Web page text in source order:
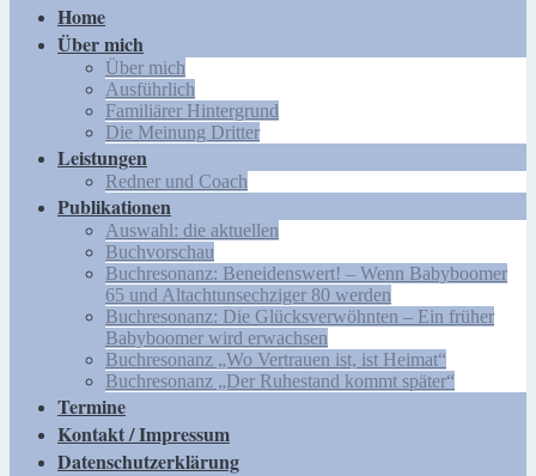
Home
Über mich
Über mich
Ausführlich
Familiärer Hintergrund
Die Meinung Dritter
Leistungen
Redner und Coach
Publikationen
Auswahl: die aktuellen
Buchvorschau
Buchresonanz: Beneidenswert! – Wenn Babyboomer
65 und Altachtunsechziger 80 werden
Buchresonanz: Die Glücksverwöhnten – Ein früher
Babyboomer wird erwachsen
Buchresonanz „Wo Vertrauen ist, ist Heimat“
Buchresonanz „Der Ruhestand kommt später“
Termine
Kontakt / Impressum
Datenschutzerklärung